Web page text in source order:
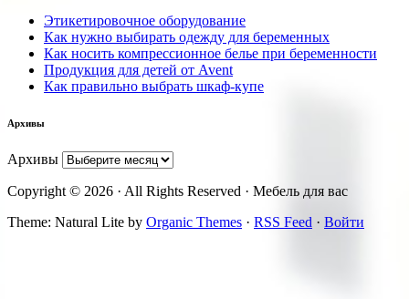
Этикетировочное оборудование
Как нужно выбирать одежду для беременных
Как носить компрессионное белье при беременности
Продукция для детей от Avent
Как правильно выбрать шкаф-купе
Архивы
Архивы
Copyright © 2026 · All Rights Reserved · Мебель для вас
Theme: Natural Lite by Organic Themes · RSS Feed · Войти